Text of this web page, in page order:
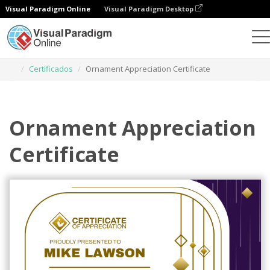
Visual Paradigm Online Visual Paradigm Desktop
Certificados
Ornament Appreciation Certificate
Ornament Appreciation
Certificate